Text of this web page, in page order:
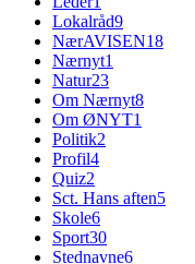
Lokalråd9
NærAVISEN18
Nærnyt1
Natur23
Om Nærnyt8
Om ØNYT1
Politik2
Profil4
Quiz2
Sct. Hans aften5
Skole6
Sport30
Stednavne6